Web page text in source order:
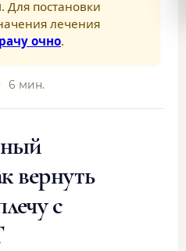
. Для постановки
лечения
очно.
6 мин.
вернуть
с